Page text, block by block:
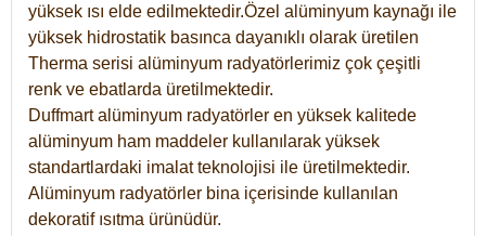
yüksek ısı elde edilmektedir.Özel alüminyum kaynağı ile
yüksek hidrostatik basınca dayanıklı olarak üretilen
Therma serisi alüminyum radyatörlerimiz çok çeşitli
renk ve ebatlarda üretilmektedir.
Duffmart alüminyum radyatörler en yüksek kalitede
alüminyum ham maddeler kullanılarak yüksek
standartlardaki imalat teknolojisi ile üretilmektedir.
Alüminyum radyatörler bina içerisinde kullanılan
dekoratif ısıtma ürünüdür.